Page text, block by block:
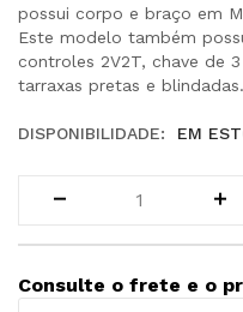
possui corpo e braço em
Este modelo também
controles 2V2T, chave de
tarraxas pretas e blindadas.
DISPONIBILIDADE: EM
Consulte o frete e o